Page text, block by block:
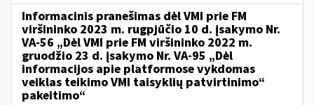
Informacinis pranešimas dėl VMI prie FM
viršininko 2023 m. rugpjūčio 10 d. įsakymo Nr.
VA-56 „Dėl VMI prie FM viršininko 2022 m.
gruodžio 23 d. įsakymo Nr. VA-95 „Dėl
informacijos apie platformose vykdomas
veiklas teikimo VMI taisyklių patvirtinimo“
pakeitimo“